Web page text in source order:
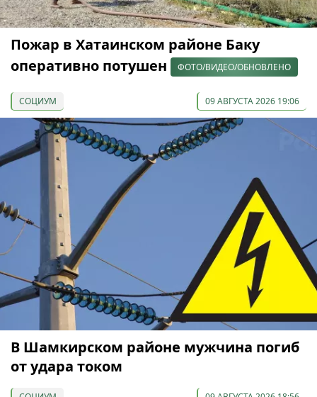
Пожар в Хатаинском районе Баку
оперативно потушен
ФОТО/ВИДЕО/ОБНОВЛЕНО
СОЦИУМ 09 АВГУСТА 2026 19:06
В Шамкирском районе мужчина погиб
от удара током